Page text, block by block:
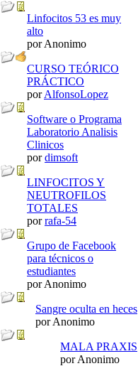
Linfocitos 53 es muy
alto
por Anonimo
CURSO TEÓRICO
PRÁCTICO
porAlfonsoLopez
Software o Programa
Laboratorio Analisis
Clinicos
pordimsoft
LINFOCITOS Y
NEUTROFILOS
TOTALES
porrafa-54
Grupo de Facebook
para técnicos o
estudiantes
por Anonimo
Sangre oculta en heces
por Anonimo
MALA PRAXIS
por Anonimo